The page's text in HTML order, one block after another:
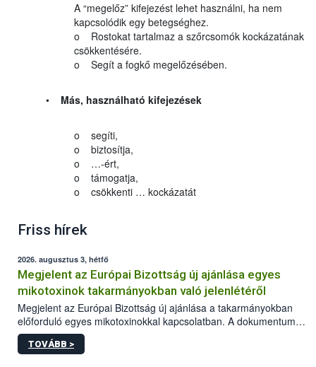
A “megelőz” kifejezést lehet használni, ha nem
kapcsolódik egy betegséghez.
o Rostokat tartalmaz a szőrcsomók kockázatának
csökkentésére.
o Segít a fogkő megelőzésében.
• Más, használható kifejezések
o segíti,
o biztosítja,
o …-ért,
o támogatja,
o csökkenti … kockázatát
Friss hírek
2026. augusztus 3, hétfő
Megjelent az Európai Bizottság új ajánlása egyes
mikotoxinok takarmányokban való jelenlétéről
Megjelent az Európai Bizottság új ajánlása a takarmányokban
előforduló egyes mikotoxinokkal kapcsolatban. A dokumentum
2027-től új irányértékek alkalmazását írja elő, és a jelenleg
hatályos uniós ajánlások helyébe lép.
TOVÁBB >